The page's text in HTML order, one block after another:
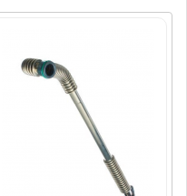
1900 руб.
Маслоохладителя